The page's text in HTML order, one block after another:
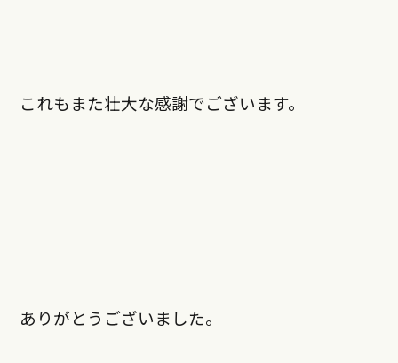
これもまた壮大な感謝でございます。
ありがとうございました。